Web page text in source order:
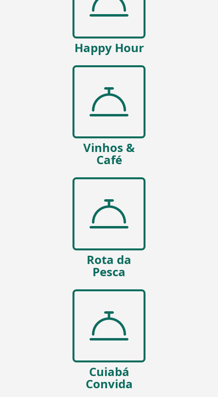
Happy Hour
Vinhos &
Café
Rota da
Pesca
Cuiabá
Convida